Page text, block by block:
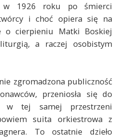
w 1926 roku po śmierci
i choć opiera się na
o cierpieniu Matki Boskiej
a raczej osobistym
zgromadzona publiczność
przeniosła się do
w tej samej przestrzeni
suita orkiestrowa z
To ostatnie dzieło